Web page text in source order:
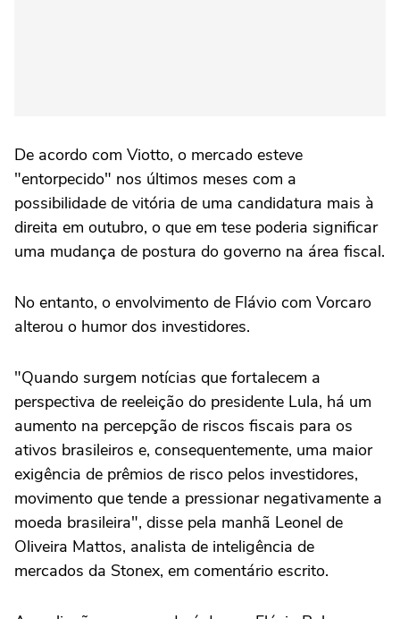
De acordo com Viotto, o mercado esteve
"entorpecido" nos últimos meses com a
possibilidade de vitória de uma candidatura mais à
direita em outubro, o que em tese poderia significar
uma mudança de postura do governo na área fiscal.
No entanto, o envolvimento de Flávio com Vorcaro
alterou o humor dos investidores.
"Quando surgem notícias que fortalecem a
perspectiva de reeleição do presidente Lula, há um
aumento na percepção de riscos fiscais para os
ativos brasileiros e, consequentemente, uma maior
exigência de prêmios de risco pelos investidores,
movimento que tende a pressionar negativamente a
moeda brasileira", disse pela manhã Leonel de
Oliveira Mattos, analista de inteligência de
mercados da Stonex, em comentário escrito.